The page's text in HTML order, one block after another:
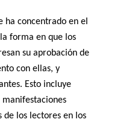
ha concentrado en el
forma en que los
su aprobación de
con ellas, y
Esto incluye
manifestaciones
de los lectores en los